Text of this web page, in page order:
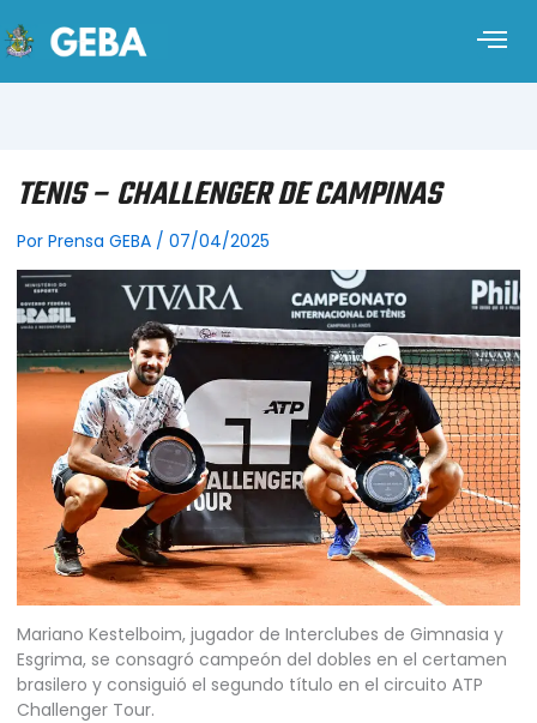
TENIS – CHALLENGER DE CAMPINAS
Por Prensa GEBA / 07/04/2025
Mariano Kestelboim, jugador de Interclubes de Gimnasia y
Esgrima, se consagró campeón del dobles en el certamen
brasilero y consiguió el segundo título en el circuito ATP
Challenger Tour.